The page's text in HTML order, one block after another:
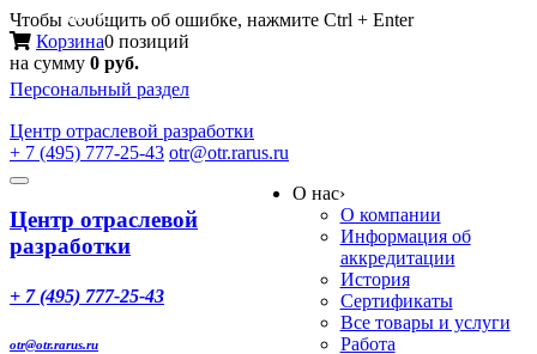
Чтобы сообщить об ошибке, нажмите Ctrl + Enter
Корзина0 позиций
на сумму 0 руб.
Персональный раздел
Центр отраслевой разработки
+ 7 (495) 777-25-43 otr@otr.rarus.ru
Toggle
Меню
Центр отраслевой
разработки
+ 7 (495) 777-25-43
otr@otr.rarus.ru
О нас›
О компании
Информация об
аккредитации
История
Сертификаты
Все товары и услуги
Работа